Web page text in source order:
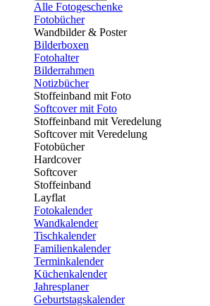
Alle Fotogeschenke
Fotobücher
Wandbilder & Poster
Bilderboxen
Fotohalter
Bilderrahmen
Notizbücher
Stoffeinband mit Foto
Softcover mit Foto
Stoffeinband mit Veredelung
Softcover mit Veredelung
Fotobücher
Hardcover
Softcover
Stoffeinband
Layflat
Fotokalender
Wandkalender
Tischkalender
Familienkalender
Terminkalender
Küchenkalender
Jahresplaner
Geburtstagskalender